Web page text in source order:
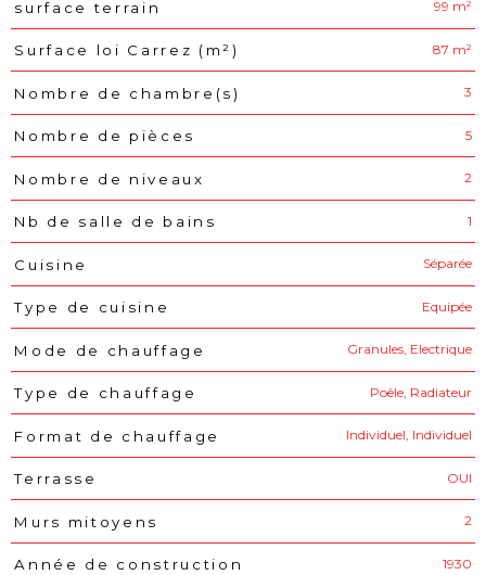
surface terrain 99 m²
Surface loi Carrez (m²) 87 m²
Nombre de chambre(s) 3
Nombre de pièces 5
Nombre de niveaux 2
Nb de salle de bains 1
Cuisine Séparée
Type de cuisine Equipée
Mode de chauffage Granules, Electrique
Type de chauffage Poêle, Radiateur
Format de chauffage Individuel, Individuel
Terrasse OUI
Murs mitoyens 2
Année de construction 1930